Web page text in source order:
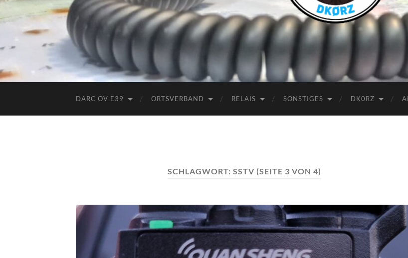
DARC
Ortsverband
DARC OV E39 ORTSVERBAND RELAIS SONSTIGES DK0RZ
SCHLAGWORT: SSTV (SEITE 3 VON 4)